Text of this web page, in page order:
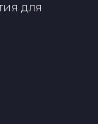
для